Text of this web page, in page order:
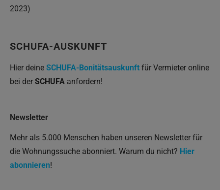
2023)
SCHUFA-AUSKUNFT
Hier deine SCHUFA-Bonitätsauskunft für Vermieter online
bei der SCHUFA anfordern!
Newsletter
Mehr als 5.000 Menschen haben unseren Newsletter für
die Wohnungssuche abonniert. Warum du nicht? Hier
abonnieren!